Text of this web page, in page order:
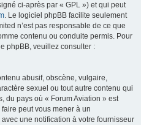
ci-après par « GPL ») et qui peut
. Le logiciel phpBB facilite seulement
n’est pas responsable de ce que
contenu ou conduite permis. Pour
phpBB, veuillez consulter :
abusif, obscène, vulgaire,
sexuel ou tout autre contenu qui
du pays où « Forum Aviation » est
peut vous mener à un
une notification à votre fournisseur